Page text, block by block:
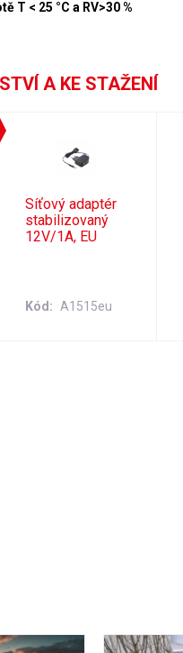
T < 25 °C a RV>30 %
A KE STAŽENÍ
Síťový adaptér
stabilizovaný
12V/1A, EU
Kód A1515eu